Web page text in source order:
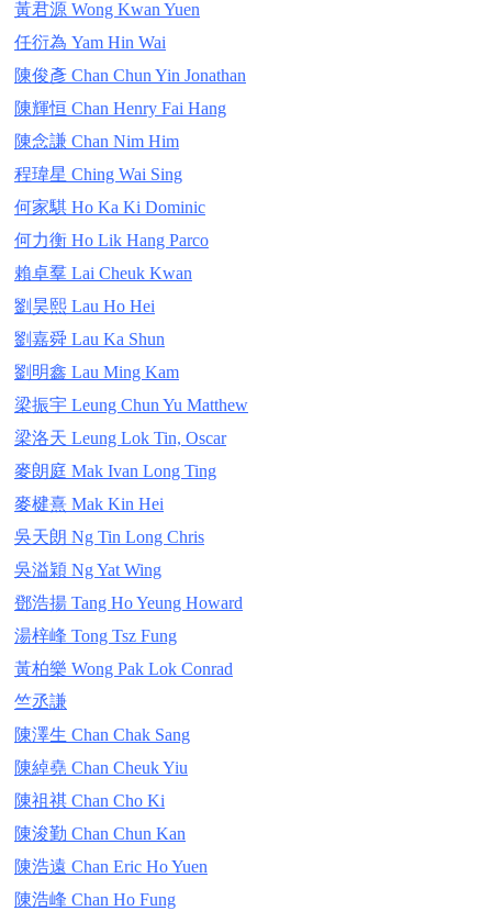
黃君源 Wong Kwan Yuen
任衍為 Yam Hin Wai
陳俊彥 Chan Chun Yin Jonathan
陳輝恒 Chan Henry Fai Hang
陳念謙 Chan Nim Him
程瑋星 Ching Wai Sing
何家騏 Ho Ka Ki Dominic
何力衡 Ho Lik Hang Parco
賴卓羣 Lai Cheuk Kwan
劉昊熙 Lau Ho Hei
劉嘉舜 Lau Ka Shun
劉明鑫 Lau Ming Kam
梁振宇 Leung Chun Yu Matthew
梁洛天 Leung Lok Tin, Oscar
麥朗庭 Mak Ivan Long Ting
麥楗熹 Mak Kin Hei
吳天朗 Ng Tin Long Chris
吳溢穎 Ng Yat Wing
鄧浩揚 Tang Ho Yeung Howard
湯梓峰 Tong Tsz Fung
黃柏樂 Wong Pak Lok Conrad
竺丞謙
陳澤生 Chan Chak Sang
陳綽堯 Chan Cheuk Yiu
陳祖祺 Chan Cho Ki
陳浚勤 Chan Chun Kan
陳浩遠 Chan Eric Ho Yuen
陳浩峰 Chan Ho Fung